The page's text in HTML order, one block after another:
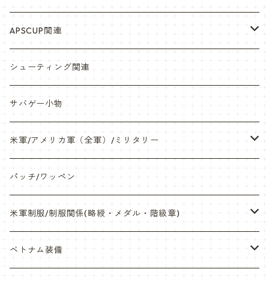
シール・ステッカー（UV加工）
缶バッチ
帽子・Tシャツ・エプロン
ネックレス・アクセサリー・スマホケース
サンダル・Bag
サバゲー装備品・バッテリー
オリジナルパッチ
APSCUP関連
岡崎APS部
本体・BB弾・小物類
シューティング関連
サバゲー小物
米軍/アメリカ軍（全軍）/ミリタリー
海兵隊/USMC
陸軍/USARMY
空軍/USAF
パッチ/ワッペン
米軍制服/制服関係(略綬・メダル・階級章)
略綬・リボンバー・メダル等
ベトナム装備